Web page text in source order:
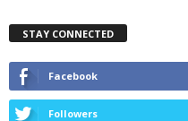
STAY CONNECTED
Facebook
Followers